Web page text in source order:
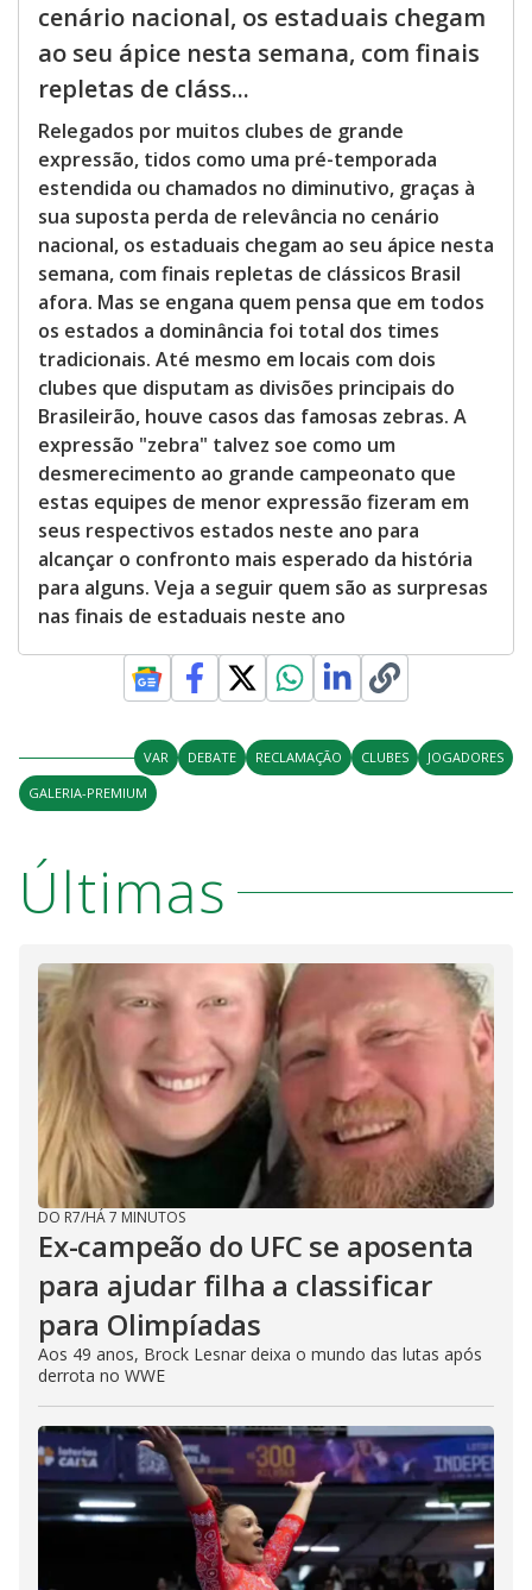
cenário nacional, os estaduais chegam
ao seu ápice nesta semana, com finais
repletas de cláss...
Relegados por muitos clubes de grande
expressão, tidos como uma pré-temporada
estendida ou chamados no diminutivo, graças à
sua suposta perda de relevância no cenário
nacional, os estaduais chegam ao seu ápice nesta
semana, com finais repletas de clássicos Brasil
afora. Mas se engana quem pensa que em todos
os estados a dominância foi total dos times
tradicionais. Até mesmo em locais com dois
clubes que disputam as divisões principais do
Brasileirão, houve casos das famosas zebras. A
expressão "zebra" talvez soe como um
desmerecimento ao grande campeonato que
estas equipes de menor expressão fizeram em
seus respectivos estados neste ano para
alcançar o confronto mais esperado da história
para alguns. Veja a seguir quem são as surpresas
nas finais de estaduais neste ano
VAR DEBATE RECLAMAÇÃO CLUBES
JOGADORES
GALERIA-PREMIUM
Últimas
DO R7/HÁ 7 MINUTOS
Ex-campeão do UFC se aposenta
para ajudar filha a classificar
para Olimpíadas
Aos 49 anos, Brock Lesnar deixa o mundo das lutas após
derrota no WWE